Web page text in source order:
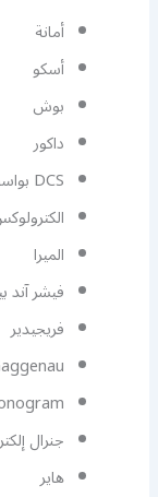
أمانة
أسكو
بوش
داكور
DCS بواسطة Fisher & Paykel
الميرا
فيشر آند
فريجيدير
جنرال
هاير